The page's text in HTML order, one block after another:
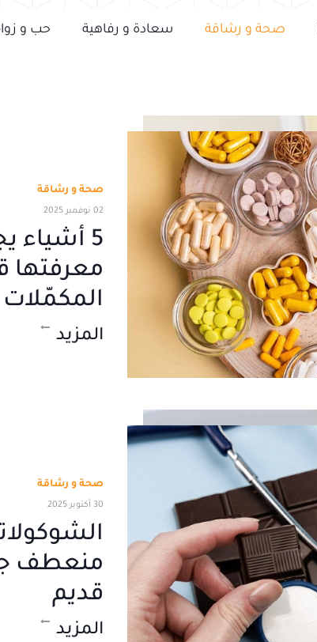
صحة و رشاقة سعادة و رفاهية حب و
صحة و رشاقة
02 نوفمبر 2025
5
معرفتها
المكمّلات
المزيد
صحة و رشاقة
30 أكتوبر 2025
منعطف
قديم
المزيد